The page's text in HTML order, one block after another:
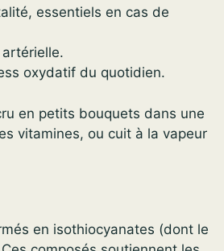
essentiels en cas de
oxydatif du quotidien.
en petits bouquets dans une
vitamines, ou cuit à la vapeur
en isothiocyanates (dont le